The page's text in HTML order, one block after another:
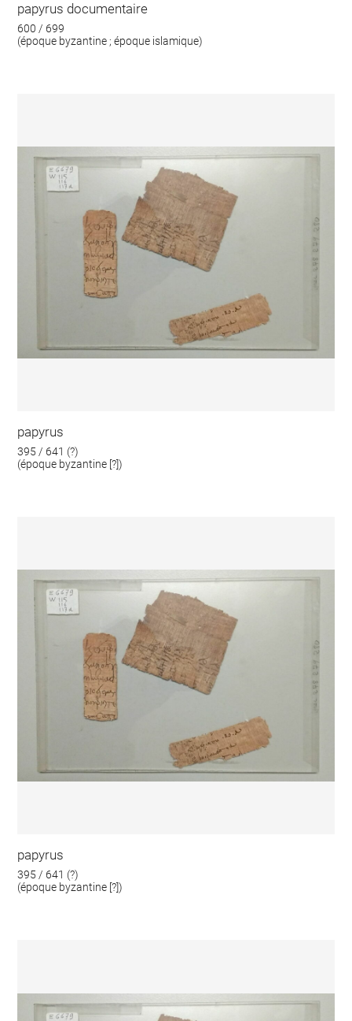
papyrus documentaire
600 / 699
(époque byzantine ; époque islamique)
papyrus
395 / 641 (?)
(époque byzantine [?])
papyrus
395 / 641 (?)
(époque byzantine [?])